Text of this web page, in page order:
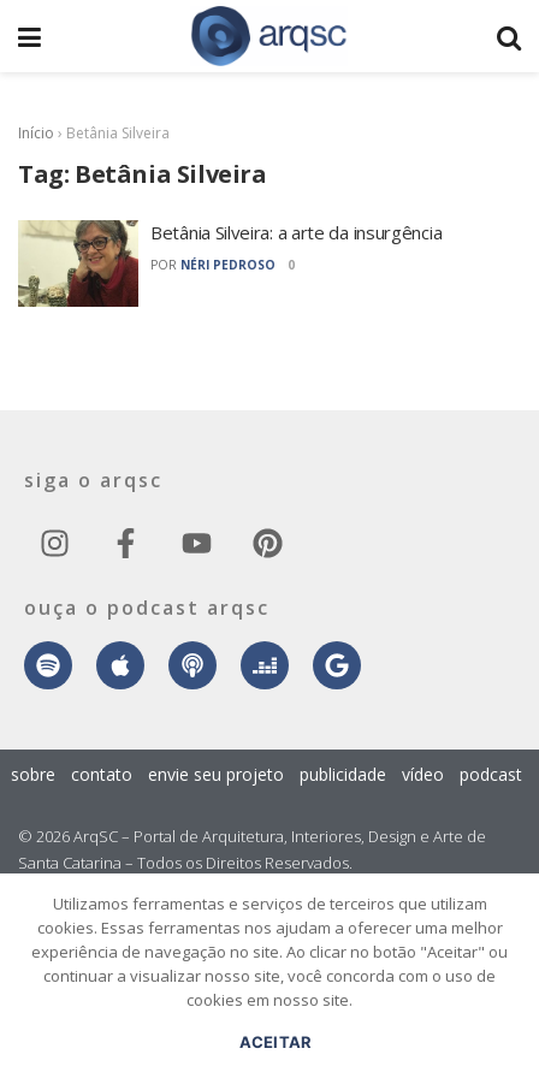
Início › Betânia Silveira
Tag: Betânia Silveira
Betânia Silveira: a arte da insurgência
POR NÉRI PEDROSO 0
siga o arqsc
ouça o podcast arqsc
© 2026 ArqSC – Portal de Arquitetura, Interiores, Design e Arte de
Santa Catarina – Todos os Direitos Reservados.
sobre contato envie seu projeto publicidade vídeo podcast
Utilizamos ferramentas e serviços de terceiros que utilizam
cookies. Essas ferramentas nos ajudam a oferecer uma melhor
experiência de navegação no site. Ao clicar no botão "Aceitar" ou
continuar a visualizar nosso site, você concorda com o uso de
cookies em nosso site.
ACEITAR